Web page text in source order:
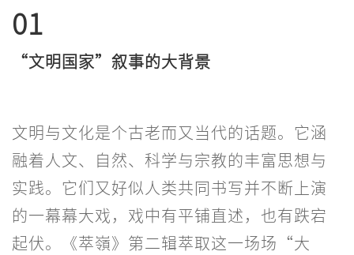
01
“文明国家”叙事的大背景
文明与文化是个古老而又当代的话题。它涵
融着人文、自然、科学与宗教的丰富思想与
实践。它们又好似人类共同书写并不断上演
的一幕幕大戏，戏中有平铺直述，也有跌宕
起伏。《萃嶺》第二辑萃取这一场场“大